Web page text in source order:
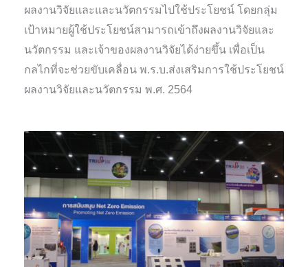
ผลงานวิจัยและและนวัตกรรมไปใช้ประโยชน์ โดยกลุ่ม
เป้าหมายผู้ใช้ประโยชน์สามารถเข้าถึงผลงานวิจัยและ
นวัตกรรม และเจ้าของผลงานวิจัยได้ง่ายขึ้น เพื่อเป็น
กลไกที่จะช่วยขับเคลื่อน พ.ร.บ.ส่งเสริมการใช้ประโยชน์
ผลงานวิจัยและนวัตกรรม พ.ศ. 2564